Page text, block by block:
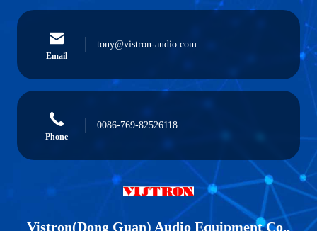
Email
tony@vistron-audio.com
Phone
0086-769-82526118
Vistron(Dong Guan) Audio Equipment Co.,